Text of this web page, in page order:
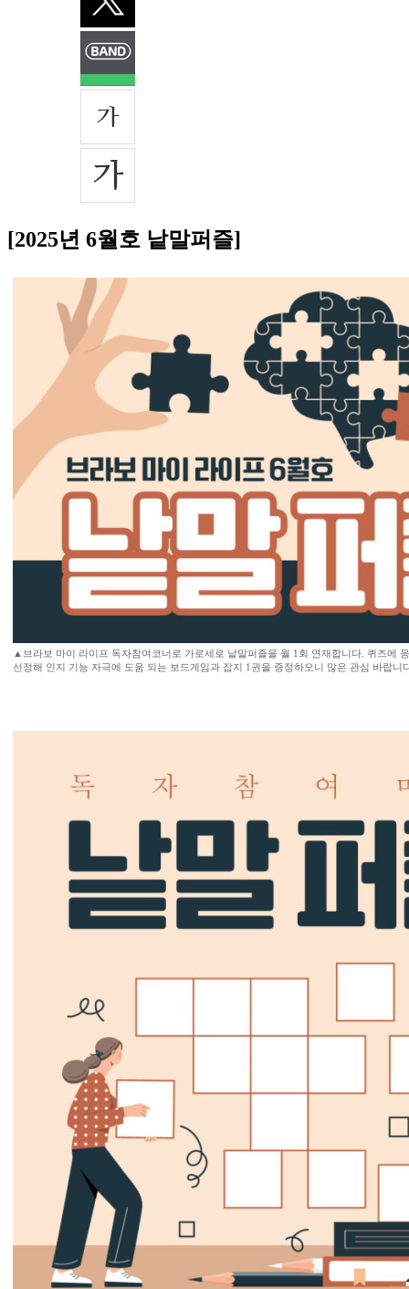
[2025년 6월호 낱말퍼즐]
▲브라보 마이 라이프 독자참여코너로 가로세로 낱말퍼즐을 월 1회 연재합니다. 퀴즈에
선정해 인지 기능 자극에 도움 되는 보드게임과 잡지 1권을 증정하오니 많은 관심 바랍니